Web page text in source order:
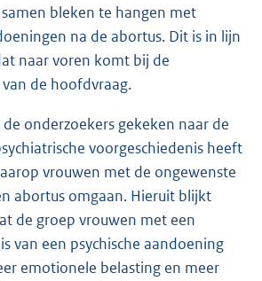
bleken te hangen met
na de abortus. Dit is in lijn
naar voren komt bij de
de hoofdvraag.
onderzoekers gekeken naar de
voorgeschiedenis heeft
vrouwen met de ongewenste
abortus omgaan. Hieruit blijkt
de groep vrouwen met een
van een psychische aandoening
emotionele belasting en meer